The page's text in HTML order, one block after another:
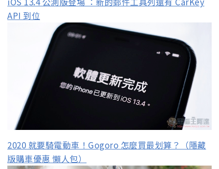
API 到位
2020 就要騎電動車！Gogoro 怎麼買最划算？（隱藏
版購車優惠 懶人包）